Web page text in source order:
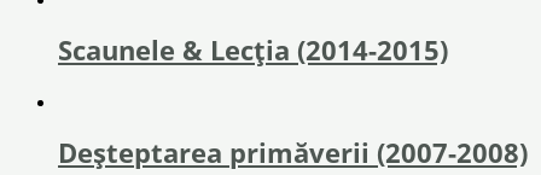
Scaunele & Lecția (2014-2015)
Deșteptarea primăverii (2007-2008)